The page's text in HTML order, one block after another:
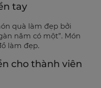
tay
quà làm đẹp bởi
năm có một”. Món
làm đẹp.
cho thành viên